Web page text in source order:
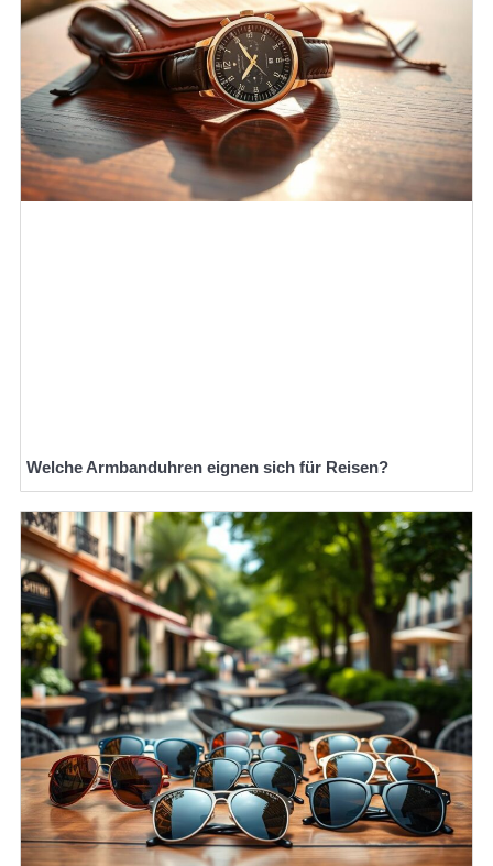
Welche Armbanduhren eignen sich für Reisen?